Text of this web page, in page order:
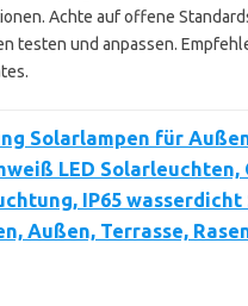
Achte auf offene
testen und anpassen.
Solarlampen für
LED Solarleuchten,
IP65
Außen, Terrasse,